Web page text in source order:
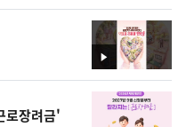
상
영
상
로장려금'